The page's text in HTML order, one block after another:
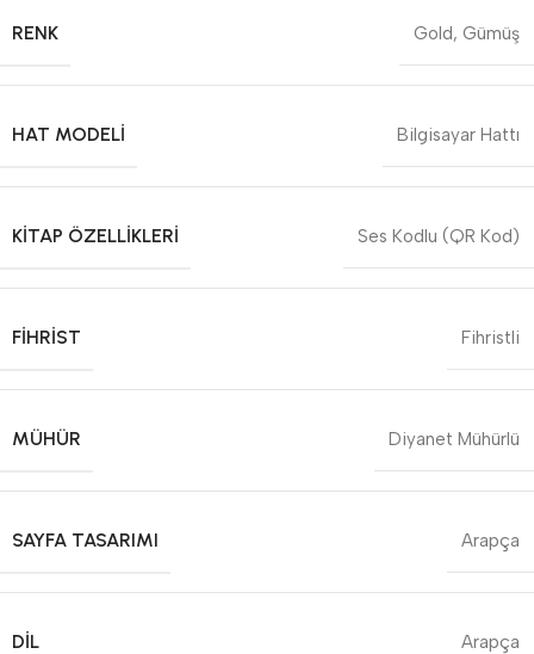
RENK Gold, Gümüş
HAT MODELI Bilgisayar Hattı
KITAP ÖZELLIKLERI Ses Kodlu (QR Kod)
FIHRIST Fihristli
MÜHÜR Diyanet Mühürlü
SAYFA TASARIMI Arapça
DIL Arapça